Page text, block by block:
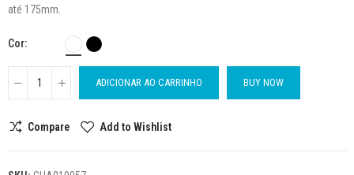
até 175mm.
Cor
ADICIONAR AO CARRINHO BUY NOW
Compare Add to Wishlist